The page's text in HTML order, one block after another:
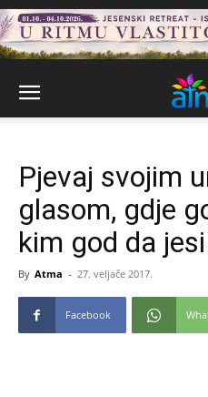
Pjevaj svojim
glasom, gdje
kim god da
By Atma - 27. veljače 2017.
Facebook